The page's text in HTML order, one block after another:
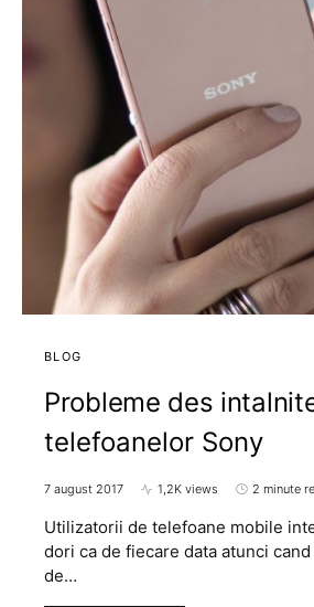
BLOG
Probleme des
telefoanelor Sony
7 august 2017 1,2K views 2 minute
Utilizatorii de telefoane mobile
dori ca de fiecare data atunci
de…